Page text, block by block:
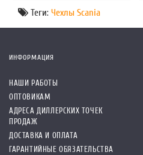
Теги: Чехлы Scania
ИНФОРМАЦИЯ
НАШИ РАБОТЫ
ОПТОВИКАМ
АДРЕСА ДИЛЛЕРСКИХ ТОЧЕК
ПРОДАЖ
ДОСТАВКА И ОПЛАТА
ГАРАНТИЙНЫЕ ОБЯЗАТЕЛЬСТВА